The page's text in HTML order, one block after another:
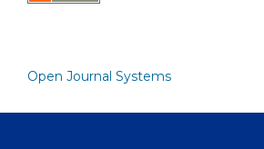
Open Journal Systems